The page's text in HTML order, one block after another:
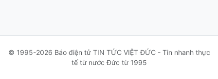
© 1995-2026 Báo điện tử TIN TỨC VIỆT ĐỨC - Tin nhanh thực
tế từ nước Đức từ 1995